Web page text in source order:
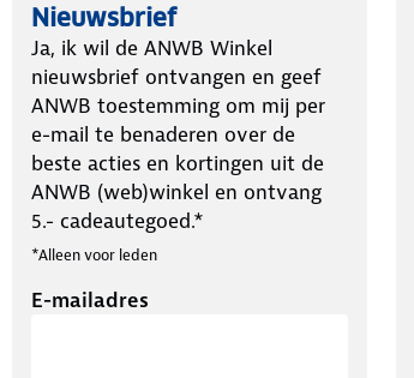
Nieuwsbrief
Ja, ik wil de ANWB Winkel
nieuwsbrief ontvangen en geef
ANWB toestemming om mij per
e-mail te benaderen over de
beste acties en kortingen uit de
ANWB (web)winkel en ontvang
5.- cadeautegoed.*
*Alleen voor leden
E-mailadres